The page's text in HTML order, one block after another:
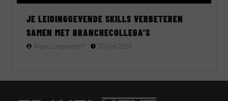
JE LEIDINGGEVENDE SKILLS VERBETEREN
SAMEN MET BRANCHECOLLEGA’S
Arjen Lutgendorff 30 juni 2026